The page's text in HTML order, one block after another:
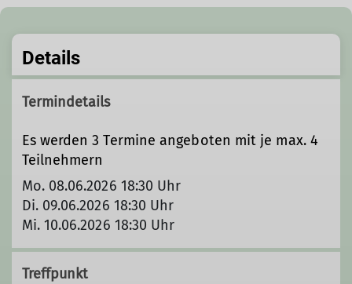
Details
Termindetails
Es werden 3 Termine angeboten mit je max. 4
Teilnehmern
Mo. 08.06.2026 18:30 Uhr
Di. 09.06.2026 18:30 Uhr
Mi. 10.06.2026 18:30 Uhr
Treffpunkt